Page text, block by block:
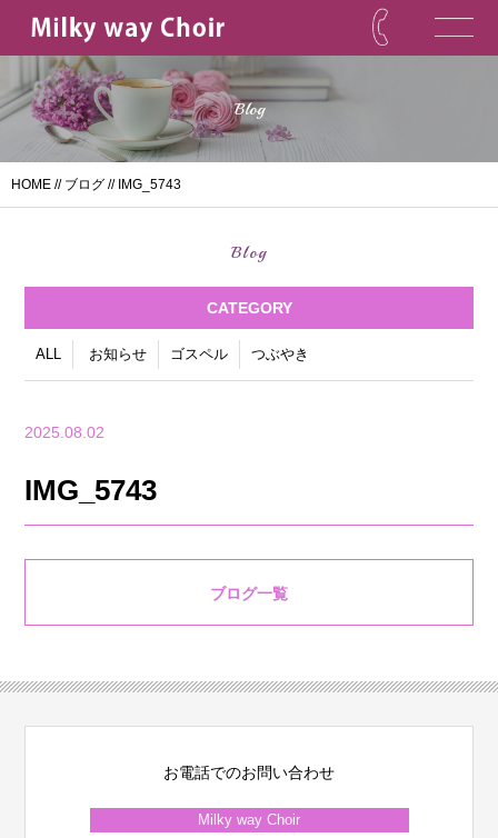
Blog
HOME // ブログ // IMG_5743
Blog
CATEGORY
ALL お知らせ ゴスペル つぶやき
2025.08.02
IMG_5743
ブログ一覧
お電話でのお問い合わせ
Milky way Choir